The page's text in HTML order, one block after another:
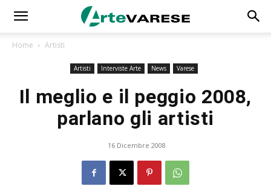
Home Artisti
Artisti Interviste Arte News Varese
Il meglio e il peggio 2008,
parlano gli artisti
16 Dicembre 2008